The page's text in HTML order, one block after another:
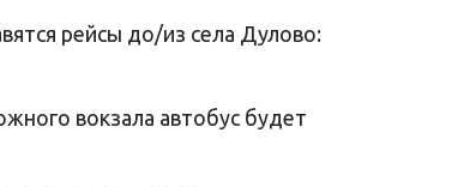
рейсы до/из села Дулово:
вокзала автобус будет